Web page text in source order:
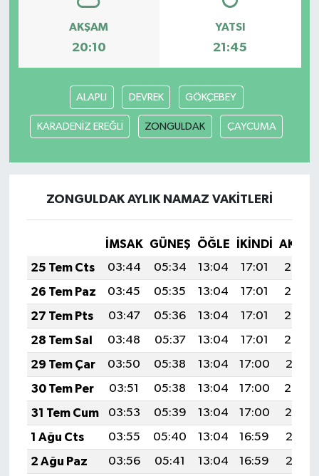
AKŞAM
20:10
YATSI
21:45
ALAPLI DEVREK GÖKÇEBEY
KARADENİZ EREĞLİ ZONGULDAK ÇAYCUMA
ZONGULDAK AYLIK NAMAZ VAKITLERI
İMSAK GÜNEŞ ÖĞLE İKINDI
25 Tem Cts
03:44 05:34 13:04 17:01
20:25
26 Tem Paz
03:45 05:35 13:04 17:01
20:24
27 Tem Pts
03:47 05:36 13:04 17:01
20:23
28 Tem Sal
03:48 05:37 13:04 17:01
20:22
29 Tem Çar
03:50 05:38 13:04 17:00
20:21
30 Tem Per
03:51 05:38 13:04 17:00
20:20
31 Tem Cum
03:53 05:39 13:04 17:00
20:19
1 Ağu Cts
03:55 05:40 13:04 16:59
20:18
2 Ağu Paz
03:56 05:41 13:04 16:59
20:17